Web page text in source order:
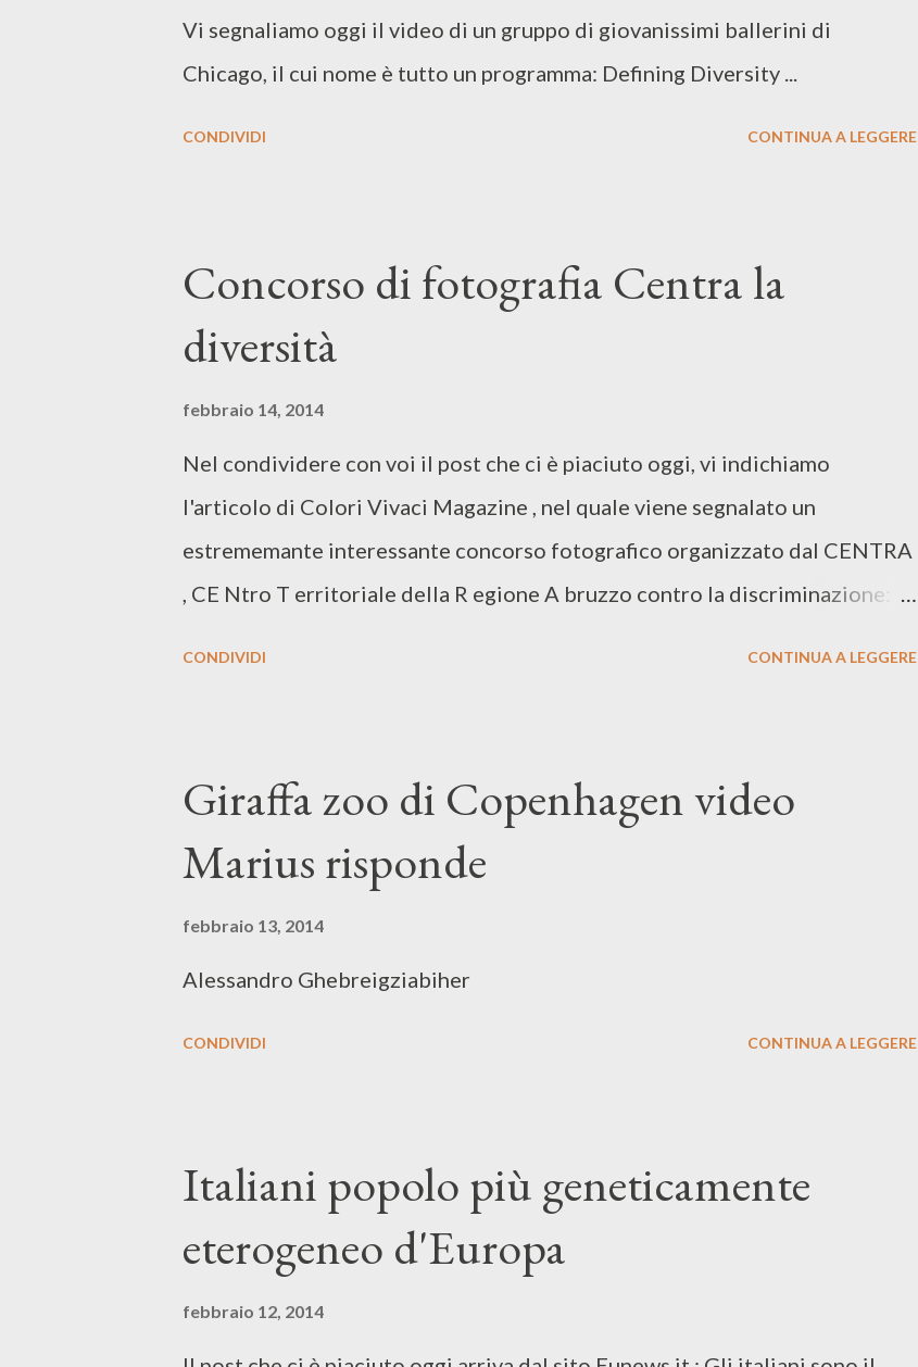
Vi segnaliamo oggi il video di un gruppo di giovanissimi ballerini di
Chicago, il cui nome è tutto un programma: Defining Diversity ...
CONDIVIDI CONTINUA A LEGGERE
Concorso di fotografia Centra la
diversità
febbraio 14, 2014
Nel condividere con voi il post che ci è piaciuto oggi, vi indichiamo
l'articolo di Colori Vivaci Magazine , nel quale viene segnalato un
estrememante interessante concorso fotografico organizzato dal CENTRA
, CE Ntro T erritoriale della R egione A bruzzo contro la discriminazione:
movimento . Continua qui , da leggere con cura.
CONDIVIDI CONTINUA A LEGGERE
Giraffa zoo di Copenhagen video
Marius risponde
febbraio 13, 2014
Alessandro Ghebreigziabiher
CONDIVIDI CONTINUA A LEGGERE
Italiani popolo più geneticamente
eterogeneo d'Europa
febbraio 12, 2014